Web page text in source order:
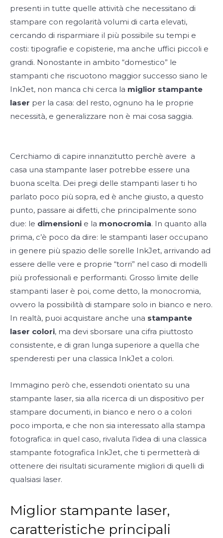
presenti in tutte quelle attività che necessitano di
stampare con regolarità volumi di carta elevati,
cercando di risparmiare il più possibile su tempi e
costi: tipografie e copisterie, ma anche uffici piccoli e
grandi. Nonostante in ambito “domestico” le
stampanti che riscuotono maggior successo siano le
InkJet, non manca chi cerca la miglior stampante
laser per la casa: del resto, ognuno ha le proprie
necessità, e generalizzare non è mai cosa saggia.
Cerchiamo di capire innanzitutto perchè avere a
casa una stampante laser potrebbe essere una
buona scelta. Dei pregi delle stampanti laser ti ho
parlato poco più sopra, ed è anche giusto, a questo
punto, passare ai difetti, che principalmente sono
due: le dimensioni e la monocromia. In quanto alla
prima, c’è poco da dire: le stampanti laser occupano
in genere più spazio delle sorelle InkJet, arrivando ad
essere delle vere e proprie “torri” nel caso di modelli
più professionali e performanti. Grosso limite delle
stampanti laser è poi, come detto, la monocromia,
ovvero la possibilità di stampare solo in bianco e nero.
In realtà, puoi acquistare anche una stampante
laser colori, ma devi sborsare una cifra piuttosto
consistente, e di gran lunga superiore a quella che
spenderesti per una classica InkJet a colori.
Immagino però che, essendoti orientato su una
stampante laser, sia alla ricerca di un dispositivo per
stampare documenti, in bianco e nero o a colori
poco importa, e che non sia interessato alla stampa
fotografica: in quel caso, rivaluta l’idea di una classica
stampante fotografica InkJet, che ti permetterà di
ottenere dei risultati sicuramente migliori di quelli di
qualsiasi laser.
Miglior stampante laser,
caratteristiche principali